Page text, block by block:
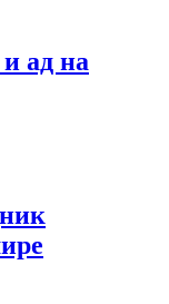
ад на